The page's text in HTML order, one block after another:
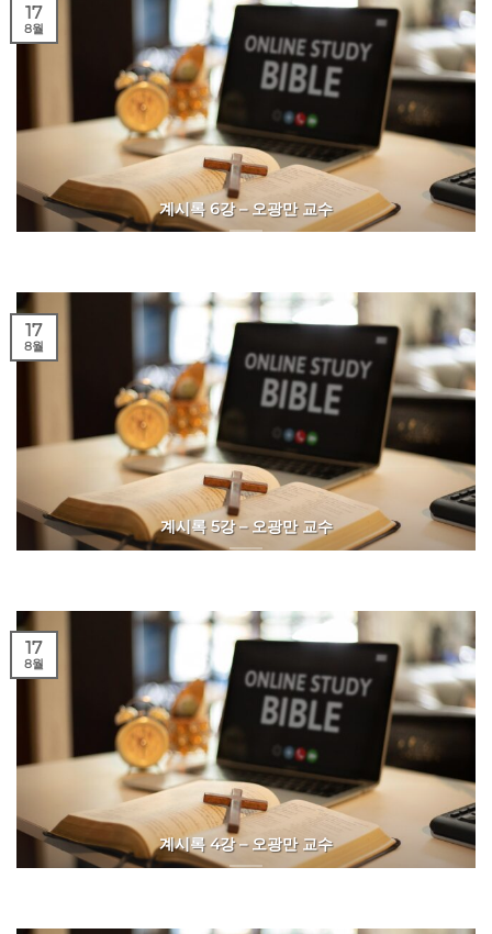
계시록 6강 – 오광만 교수
17
8월
계시록 5강 – 오광만 교수
17
8월
계시록 4강 – 오광만 교수
17
8월